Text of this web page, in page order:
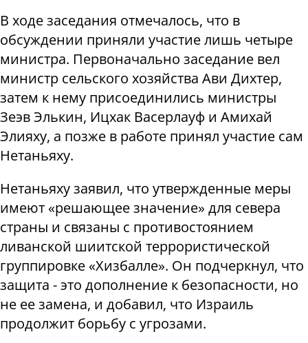
В ходе заседания отмечалось, что в
обсуждении приняли участие лишь четыре
министра. Первоначально заседание вел
министр сельского хозяйства Ави Дихтер,
затем к нему присоединились министры
Зеэв Элькин, Ицхак Васерлауф и Амихай
Элияху, а позже в работе принял участие сам
Нетаньяху.
Нетаньяху заявил, что утвержденные меры
имеют «решающее значение» для севера
страны и связаны с противостоянием
ливанской шиитской террористической
группировке «Хизбалле». Он подчеркнул, что
защита - это дополнение к безопасности, но
не ее замена, и добавил, что Израиль
продолжит борьбу с угрозами.